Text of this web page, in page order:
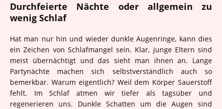
Durchfeierte Nächte oder allgemein zu
wenig Schlaf
Hat man nur hin und wieder dunkle Augenringe, kann dies
ein Zeichen von Schlafmangel sein. Klar, junge Eltern sind
meist übernächtigt und das sieht man ihnen an. Lange
Partynächte machen sich selbstverständlich auch so
bemerkbar. Warum eigentlich? Weil dem Körper Sauerstoff
fehlt. Im Schlaf atmen wir tiefer als tagsüber und
regenerieren uns. Dunkle Schatten um die Augen sind